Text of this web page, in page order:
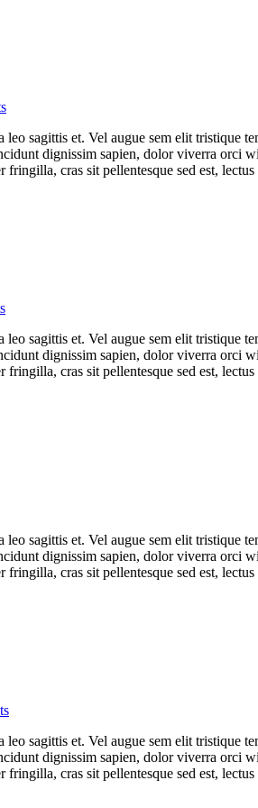
sagittis et. Vel augue sem elit
dignissim sapien, dolor viverra orci
cras sit pellentesque sed est,
sagittis et. Vel augue sem elit
dignissim sapien, dolor viverra orci
cras sit pellentesque sed est,
sagittis et. Vel augue sem elit
dignissim sapien, dolor viverra orci
cras sit pellentesque sed est,
sagittis et. Vel augue sem elit
dignissim sapien, dolor viverra orci
cras sit pellentesque sed est,